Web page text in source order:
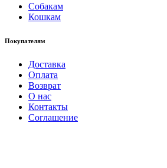
Собакам
Кошкам
Покупателям
Доставка
Оплата
Возврат
О нас
Контакты
Соглашение